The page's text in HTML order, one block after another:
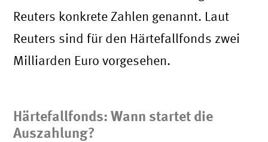
Reuters konkrete Zahlen genannt. Laut
Reuters sind für den Härtefallfonds zwei
Milliarden Euro vorgesehen.
Härtefallfonds: Wann startet die
Auszahlung?